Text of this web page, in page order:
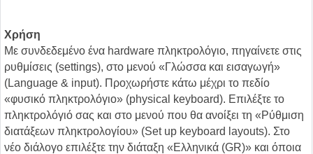
Χρήση
Με συνδεδεμένο ένα hardware πληκτρολόγιο, πηγαίνετε στις
ρυθμίσεις (settings), στο μενού «Γλώσσα και εισαγωγή»
(Language & input). Προχωρήστε κάτω μέχρι το πεδίο
«φυσικό πληκτρολόγιο» (physical keyboard). Επιλέξτε το
πληκτρολόγιό σας και στο μενού που θα ανοίξει τη «Ρύθμιση
διατάξεων πληκτρολογίου» (Set up keyboard layouts). Στο
νέο διάλογο επιλέξτε την διάταξη «Ελληνικά (GR)» και όποια